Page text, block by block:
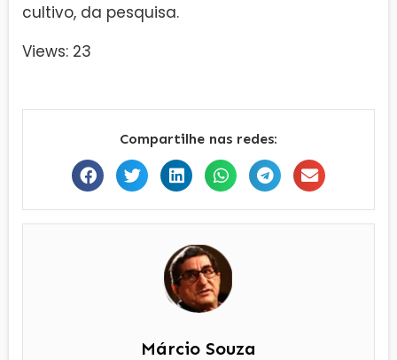
cultivo, da pesquisa.
Views: 23
Compartilhe nas redes:
Márcio Souza